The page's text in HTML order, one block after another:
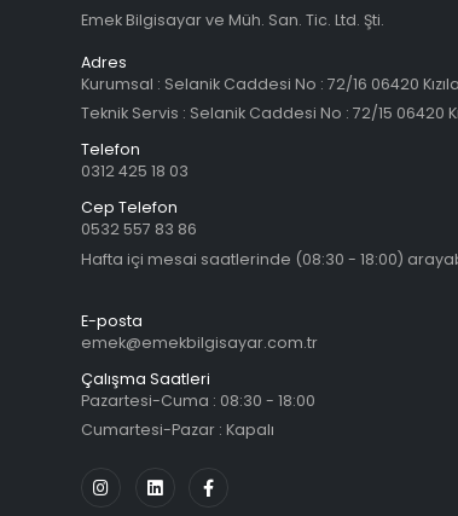
Emek Bilgisayar ve Müh. San. Tic. Ltd. Şti.
Adres
Kurumsal : Selanik Caddesi No : 72/16 06420
Teknik Servis : Selanik Caddesi No : 72/15 06420
Telefon
0312 425 18 03
Cep Telefon
0532 557 83 86
Hafta içi mesai saatlerinde (08:30 - 18:00)
E-posta
emek@emekbilgisayar.com.tr
Çalışma Saatleri
Pazartesi-Cuma : 08:30 - 18:00
Cumartesi-Pazar : Kapalı